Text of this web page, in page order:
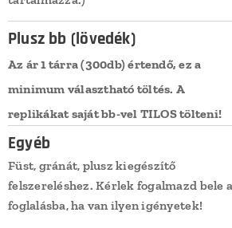
Plusz bb (lövedék)
Az ár 1 tárra (300db) értendő, ez a
minimum választható töltés. A
replikákat saját bb-vel TILOS tölteni!
Egyéb
Füst, gránát, plusz kiegészítő
felszereléshez. Kérlek fogalmazd bele a
foglalásba, ha van ilyen igényetek!